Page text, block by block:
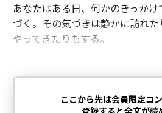
あなたはある日、何かのきっか
づく。その気づきは静かに訪れ
やってきたりもする。